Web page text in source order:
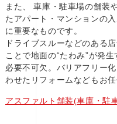
また、 車庫・駐車場の舗装
たアパート・マンションの
に重要なものです。
ドライブスルーなどのある
ことで地面の“たわみ”が発
必要不可欠。バリアフリー
わせたリフォームなどもお任
アスファルト舗装(車庫・駐